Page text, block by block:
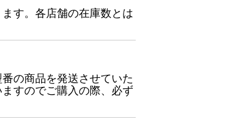
す。各店舗の在庫数とは
の商品を発送させていた
すのでご購入の際、必ず